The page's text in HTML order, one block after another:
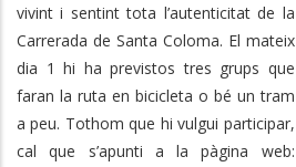
vivint i sentint tota l’autenticitat de la
Carrerada de Santa Coloma. El mateix
dia 1 hi ha previstos tres grups que
faran la ruta en bicicleta o bé un tram
a peu. Tothom que hi vulgui participar,
cal que s’apunti a la pàgina web: